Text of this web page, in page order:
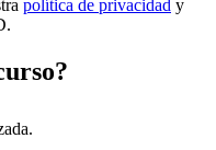
política de privacidad y